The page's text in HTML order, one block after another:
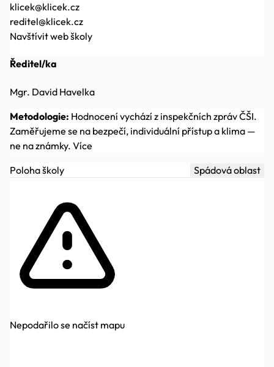
klicek@klicek.cz
reditel@klicek.cz
Navštívit web školy
Ředitel/ka
Mgr. David Havelka
Metodologie: Hodnocení vychází z inspekčních zpráv ČŠI.
Zaměřujeme se na bezpečí, individuální přístup a klima —
ne na známky. Více
Poloha školy
Spádová oblast
Nepodařilo se načíst mapu